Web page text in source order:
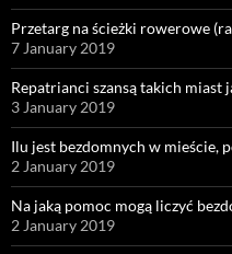
Przetarg na ścieżki rowerowe
7 January 2019
Repatrianci szansą takich miast
3 January 2019
Ilu jest bezdomnych w mieście,
2 January 2019
Na jaką pomoc mogą liczyć
2 January 2019